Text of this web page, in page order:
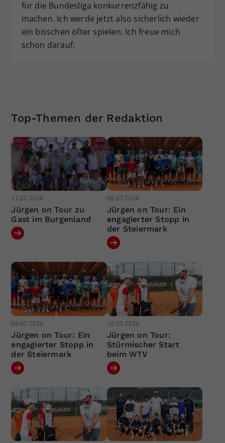
für die Bundesliga konkurrenzfähig zu
machen. Ich werde jetzt also sicherlich wieder
ein bisschen öfter spielen. Ich freue mich
schon darauf.
Top-Themen der Redaktion
17.07.2026
Jürgen on Tour zu
Gast im Burgenland
09.07.2026
Jürgen on Tour: Ein
engagierter Stopp in
der Steiermark
09.07.2026
Jürgen on Tour: Ein
engagierter Stopp in
der Steiermark
12.05.2026
Jürgen on Tour:
Stürmischer Start
beim WTV